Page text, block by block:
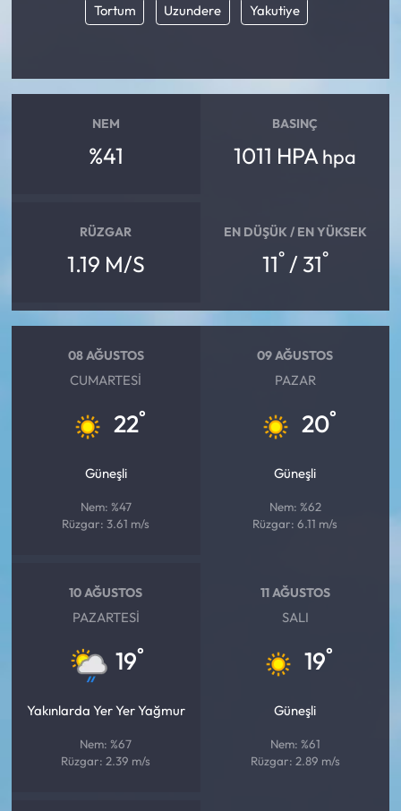
Tortum Uzundere Yakutiye
NEM
%41
BASINÇ
1011 HPA hpa
RÜZGAR
1.19 M/S
EN DÜŞÜK / EN YÜKSEK
11°/ 31°
08 AĞUSTOS
CUMARTESI
22°
Güneşli
Nem: %47
Rüzgar: 3.61 m/s
09 AĞUSTOS
PAZAR
20°
Güneşli
Nem: %62
Rüzgar: 6.11 m/s
10 AĞUSTOS
PAZARTESI
19°
Yakınlarda Yer Yer Yağmur
Nem: %67
Rüzgar: 2.39 m/s
11 AĞUSTOS
SALI
19°
Güneşli
Nem: %61
Rüzgar: 2.89 m/s